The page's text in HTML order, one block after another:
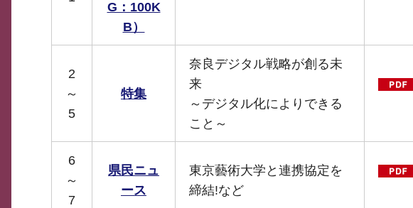
G：100K
B）
2
～
5
特集
奈良デジタル戦略が創る未
来
～デジタル化によりできる
こと～
6
～
7
県民ニュ
ース
東京藝術大学と連携協定を
締結!など